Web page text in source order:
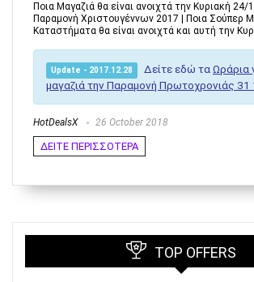
Ποια Μαγαζιά θα είναι ανοιχτά την Κυριακή 24/
Παραμονή Χριστουγέννων 2017 | Ποια Σούπερ
Καταστήματα θα είναι ανοιχτά και αυτή την
Update - 2017.12.28 Δείτε εδώ ταΩράρια
μαγαζιά την Παραμονή Πρωτοχρονιάς 31
HotDealsX 26 October 2018
ΔΕΙΤΕ ΠΕΡΙΣΣΟΤΕΡΑ
TOP OFFERS